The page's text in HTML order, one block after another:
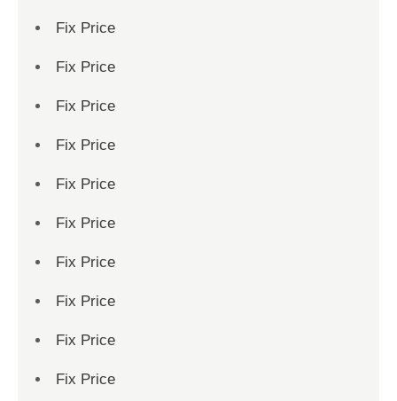
Fix Price
Fix Price
Fix Price
Fix Price
Fix Price
Fix Price
Fix Price
Fix Price
Fix Price
Fix Price